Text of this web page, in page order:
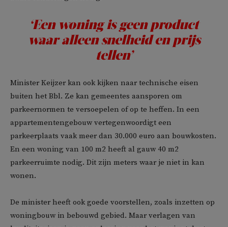
‘Een woning is geen product
waar alleen snelheid en prijs
tellen’
Minister Keijzer kan ook kijken naar technische eisen
buiten het Bbl. Ze kan gemeentes aansporen om
parkeernormen te versoepelen of op te heffen. In een
appartementengebouw vertegenwoordigt een
parkeerplaats vaak meer dan 30.000 euro aan bouwkosten.
En een woning van 100 m2 heeft al gauw 40 m2
parkeerruimte nodig. Dit zijn meters waar je niet in kan
wonen.
De minister heeft ook goede voorstellen, zoals inzetten op
woningbouw in bebouwd gebied. Maar verlagen van